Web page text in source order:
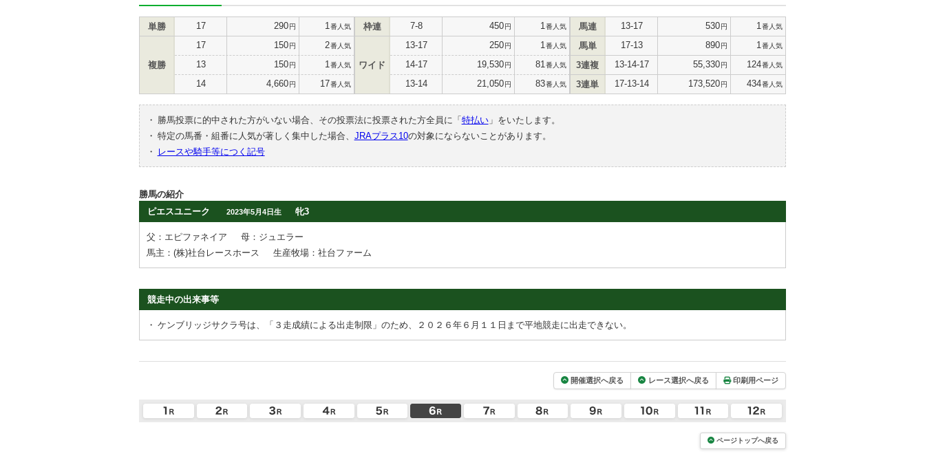
単勝 17 290円 1 番人気
複勝
17 150円 2番人気
13 150円 1 番人気
14 4,660円 17番人気
枠連 7-8 450円 1 番人気
ワイド
13-17 250円 1 番人気
14-17 19,530円 81 番人気
13-14 21,050円 83番人気
馬連 13-17 530円 1 番人気
馬単 17-13 890円 1 番人気
3連複 13-14-17 55,330円 124番人気
3連単 17-13-14 173,520円 434番人気
・ 勝馬投票に的中された方がいない場合、その投票法に投票された方全員に「 特払い」をいたします。
・ 特定の馬番・組番に人気が著しく集中した場合、 JRAプラス10の対象にならないことがあります。
・
レースや騎手等につく記号
勝馬の紹介
ピエスユニーク
2023年5月4日生 牝3
父：エピファネイア
母：ジュエラー
馬主：(株)社台レースホース
生産牧場：社台ファーム
競走中の出来事等
・ ケンブリッジサクラ号は、「３走成績による出走制限」のため、２０２６年６月１１日まで平地競走に出走できない。
開催選択へ戻る レース選択へ戻る 印刷用ページ
ページトップへ戻る